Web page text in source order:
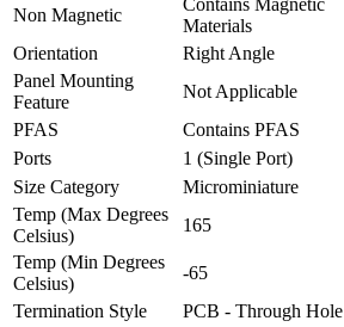
Non Magnetic
Materials
Orientation
Right Angle
Panel Mounting
Feature
Not Applicable
PFAS
Contains PFAS
Ports
1 (Single Port)
Size Category
Microminiature
Temp (Max Degrees
Celsius)
165
Temp (Min Degrees
Celsius)
-65
Termination Style
PCB - Through Hole